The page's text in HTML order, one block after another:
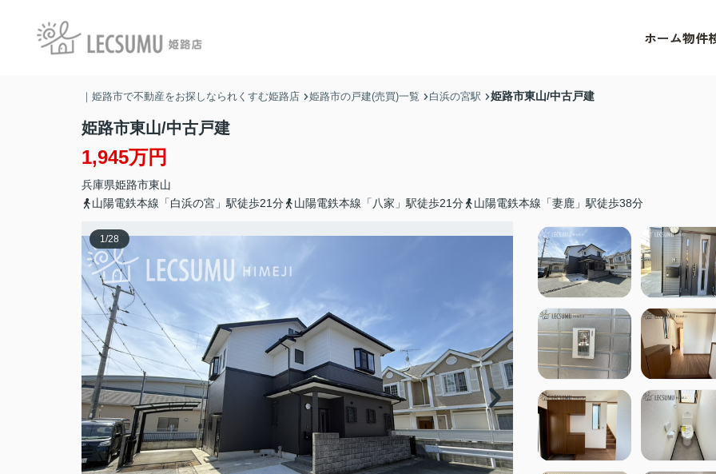
ホーム物件
｜姫路市で不動産をお探しなられくすむ姫路店 姫路市の戸建(売買)一覧 白浜の宮駅 姫路市東山/中古戸建
姫路市東山/中古戸建
1,945万円
兵庫県姫路市東山
山陽電鉄本線「白浜の宮」駅徒歩21分
山陽電鉄本線「八家」駅徒歩21分 山陽電鉄本線「妻鹿」駅徒歩38分
1/28